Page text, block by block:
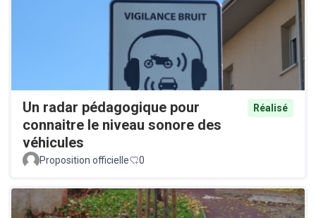
Un radar pédagogique pour
connaitre le niveau sonore des
véhicules
Réalisé
Proposition officielle 0